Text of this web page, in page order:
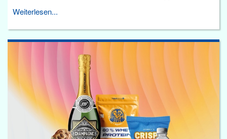
Weiterlesen...